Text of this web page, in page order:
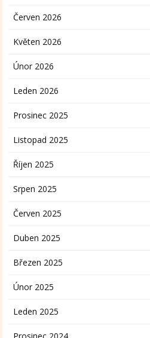
Červen 2026
Květen 2026
Únor 2026
Leden 2026
Prosinec 2025
Listopad 2025
Říjen 2025
Srpen 2025
Červen 2025
Duben 2025
Březen 2025
Únor 2025
Leden 2025